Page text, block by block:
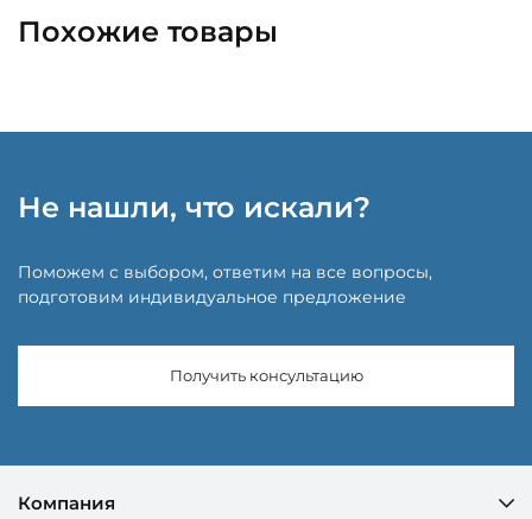
Похожие товары
Не нашли, что искали?
Поможем с выбором, ответим на все вопросы,
подготовим индивидуальное предложение
Получить консультацию
Компания